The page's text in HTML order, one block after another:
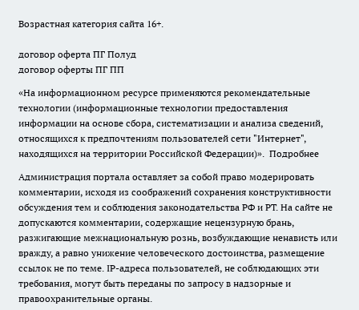
Возрастная категория сайта 16+.
договор оферта ПГ Полуд
договор оферты ПГ ПП
«На информационном ресурсе применяются рекомендательные
технологии (информационные технологии предоставления
информации на основе сбора, систематизации и анализа сведений,
относящихся к предпочтениям пользователей сети "Интернет",
находящихся на территории Российской Федерации)». Подробнее
Администрация портала оставляет за собой право модерировать
комментарии, исходя из соображений сохранения конструктивности
обсуждения тем и соблюдения законодательства РФ и РТ. На сайте не
допускаются комментарии, содержащие нецензурную брань,
разжигающие межнациональную рознь, возбуждающие ненависть или
вражду, а равно унижение человеческого достоинства, размещение
ссылок не по теме. IP-адреса пользователей, не соблюдающих эти
требования, могут быть переданы по запросу в надзорные и
правоохранительные органы.